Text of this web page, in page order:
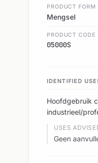
PRODUCT FORM
Mengsel
PRODUCT CODE
05000S
IDENTIFIED
Hoofdgebruik
industrieel/
USES
Geen